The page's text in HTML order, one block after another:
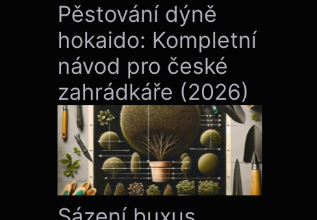
Pěstování dýně
hokaido: Kompletní
návod pro české
zahrádkáře (2026)